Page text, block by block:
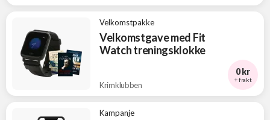
Velkomstpakke
Velkomstgave med Fit
Watch treningsklokke
Krimklubben
0 kr
+ frakt
Kampanje